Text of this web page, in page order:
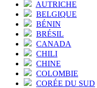
AUTRICHE
BELGIQUE
BÉNIN
BRÉSIL
CANADA
CHILI
CHINE
COLOMBIE
CORÉE DU SUD